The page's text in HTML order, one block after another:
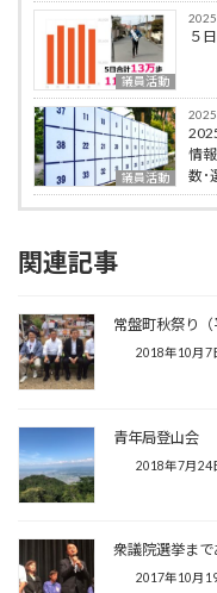
議員活動
５
議員活動
情
数･
関連記事
常盤町秋祭り（
2018年10月7
青年局登山会
2018年7月24
衆議院選挙ま
2017年10月